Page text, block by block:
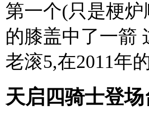
第一个(只是梗
的膝盖中了一箭
老滚5,在2011年
天启四骑士登场